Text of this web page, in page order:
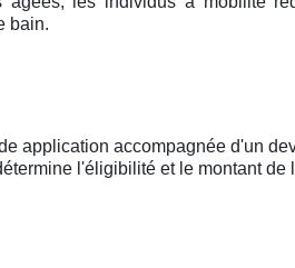
bain.
application accompagnée d'un
l'éligibilité et le montant de